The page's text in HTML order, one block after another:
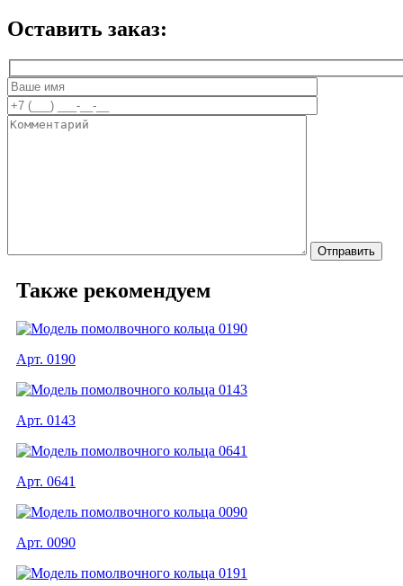
Оставить заказ:
Также рекомендуем
Арт. 0190
Арт. 0143
Арт. 0641
Арт. 0090